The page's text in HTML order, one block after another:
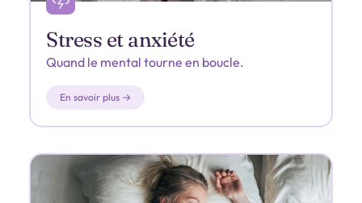
Stress et anxiété
Quand le mental tourne en boucle.
En savoir plus →